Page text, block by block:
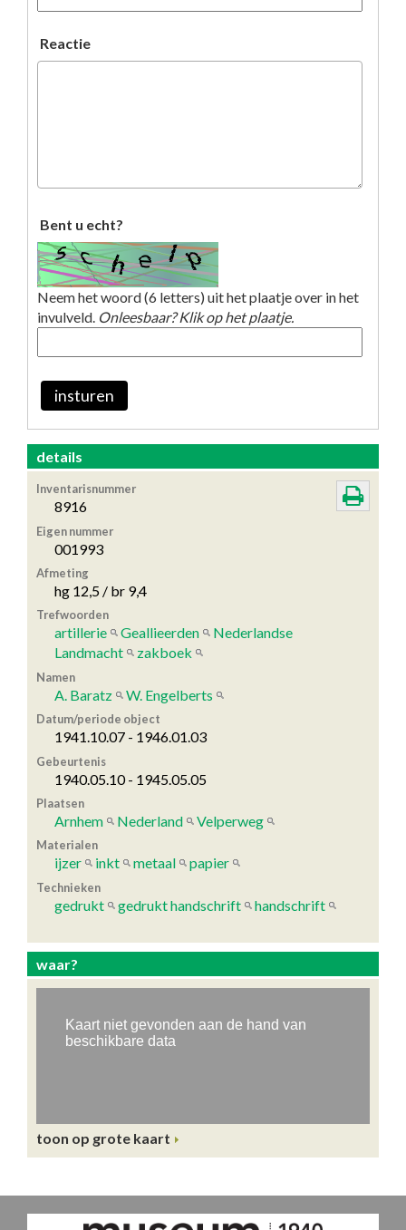
Reactie
Bent u echt?
Neem het woord (6 letters) uit het plaatje over in het
invulveld. Onleesbaar? Klik op het plaatje.
insturen
details
Inventarisnummer
8916
Eigen nummer
001993
Afmeting
hg 12,5 / br 9,4
Trefwoorden
artillerie Geallieerden
Nederlandse
Landmacht
zakboek
Namen
A. Baratz W. Engelberts
Datum/periode object
1941.10.07 - 1946.01.03
Gebeurtenis
1940.05.10 - 1945.05.05
Plaatsen
Arnhem Nederland Velperweg
Materialen
ijzer inkt metaal papier
Technieken
gedrukt gedrukt handschrift handschrift
waar?
toon op grote kaart